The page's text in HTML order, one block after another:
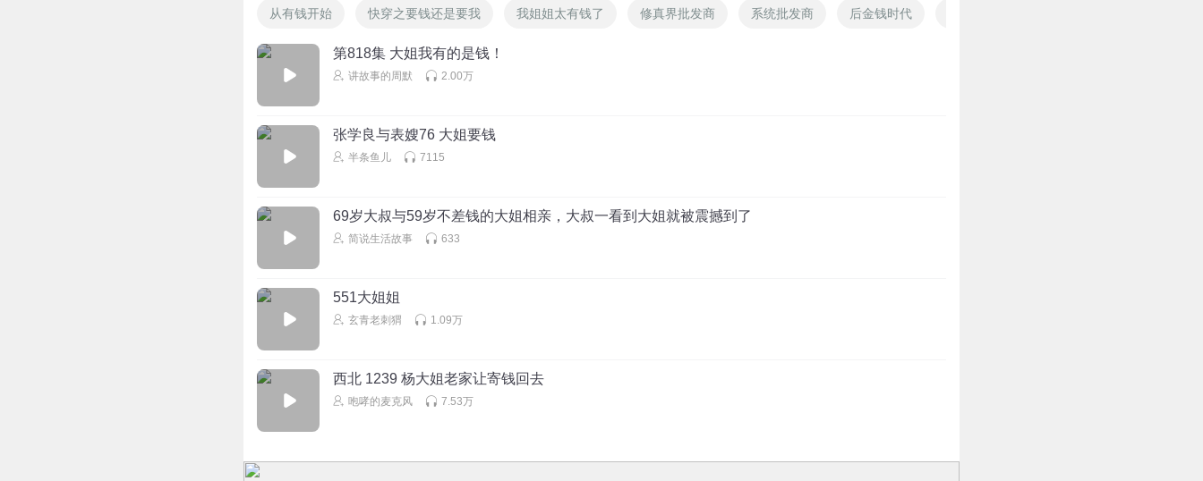
从有钱开始 快穿之要钱还是要我 我姐姐太有钱了 修真界批发商 系统批发商 后金钱时代
第818集 大姐我有的是钱！
讲故事的周默 2.00万
张学良与表嫂76 大姐要钱
半条鱼儿 7115
69岁大叔与59岁不差钱的大姐相亲，大叔一看到大姐就被震撼到了
简说生活故事 633
551大姐姐
玄青老刺猬 1.09万
西北 1239 杨大姐老家让寄钱回去
咆哮的麦克风 7.53万